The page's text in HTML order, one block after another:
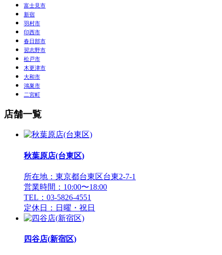
富士見市
新宿
羽村市
印西市
春日部市
習志野市
松戸市
木更津市
大和市
鴻巣市
二宮町
店舗一覧
秋葉原店(台東区)
所在地：東京都台東区台東2-7-1
営業時間：10:00〜18:00
TEL：03-5826-4551
定休日：日曜・祝日
四谷店(新宿区)